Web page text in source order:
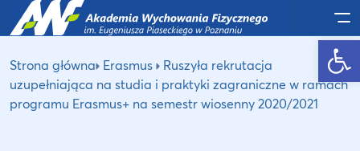
Otwórz pasek narzędzi
Strona główna Erasmus
Ruszyła rekrutacja
uzupełniająca na studia i praktyki zagraniczne w ramach
programu Erasmus+ na semestr wiosenny 2020/2021